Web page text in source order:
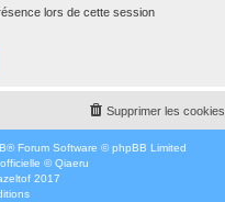
lors de cette session
Supprimer les cookies
® Forum Software © phpBB Limited
©Qiaeru
2017